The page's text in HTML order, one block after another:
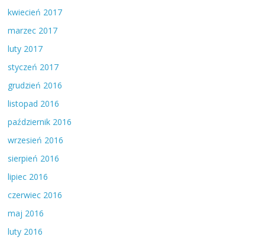
kwiecień 2017
marzec 2017
luty 2017
styczeń 2017
grudzień 2016
listopad 2016
październik 2016
wrzesień 2016
sierpień 2016
lipiec 2016
czerwiec 2016
maj 2016
luty 2016